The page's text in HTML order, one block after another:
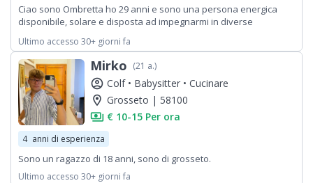
Ciao sono Ombretta ho 29 anni e sono una persona energica
disponibile, solare e disposta ad impegnarmi in diverse
le faccende domestiche di ogni tipologia, fare la spesa, la
custodia di appartamenti di varie dimensioni, (per un tempo da
definire) , di aiuto per traslochi, ristrutturazioni e pulizie di diversi
ambienti. La mia esperienza è di tipo personale e autodidatta,
acquisita nel corso dei vari impegni lavorativi.
Ultimo accesso 30+ giorni fa
Mirko (21 a.)
account_circle Colf • Babysitter • Cucinare
location_on Grosseto | 58100
payments € 10-15 Per ora
4 anni di esperienza
Sono un ragazzo di 18 anni, sono di grosseto.
Ultimo accesso 30+ giorni fa